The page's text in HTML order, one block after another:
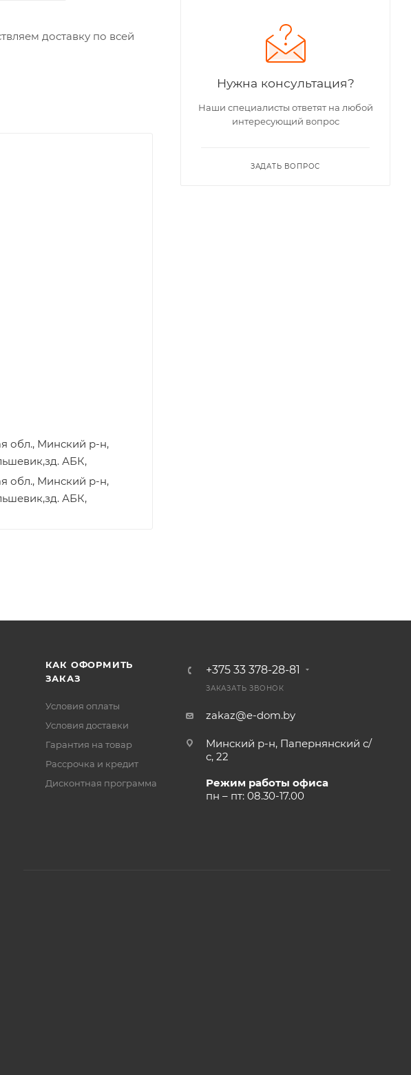
доставку по всей
обл., Минский р-н,
АБК,
обл., Минский р-н,
АБК,
Нужна консультация?
Наши специалисты ответят на любой
интересующий вопрос
ЗАДАТЬ ВОПРОС
КАК ОФОРМИТЬ
ЗАКАЗ
Условия оплаты
Условия доставки
Гарантия на товар
Рассрочка и кредит
Дисконтная программа
+375 33 378-28-81
ЗАКАЗАТЬ ЗВОНОК
zakaz@e-dom.by
Минский р-н, Папернянский с/
с, 22
Режим работы офиса
пн – пт: 08.30-17.00